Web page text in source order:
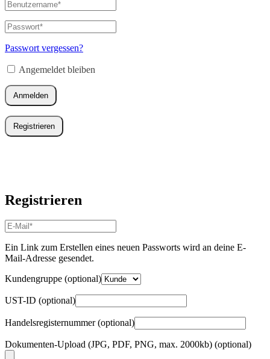
Benutzername
oder
E-
Mail-
Adresse*
Passwort*
Erforderlich
Passwort vergessen?
Angemeldet bleiben
Anmelden
Registrieren
Registrieren
E-
Mail-
Adresse*
Erforderlich
Ein Link zum Erstellen eines neuen Passworts wird an deine E-
Mail-Adresse gesendet.
Kundengruppe (optional)
UST-ID (optional)
Handelsregisternummer(optional)
Dokumenten-Upload (JPG, PDF, PNG, max. 2000kb) (optional)